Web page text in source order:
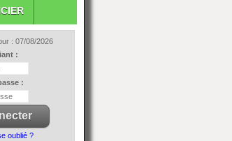
: 07/08/2026
:
:
oublié ?